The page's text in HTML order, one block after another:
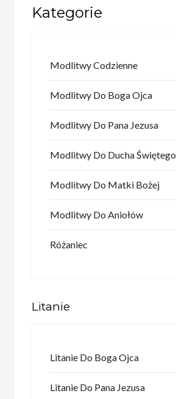
Kategorie
Modlitwy Codzienne
Modlitwy Do Boga Ojca
Modlitwy Do Pana Jezusa
Modlitwy Do Ducha Świętego
Modlitwy Do Matki Bożej
Modlitwy Do Aniołów
Różaniec
Litanie
Litanie Do Boga Ojca
Litanie Do Pana Jezusa